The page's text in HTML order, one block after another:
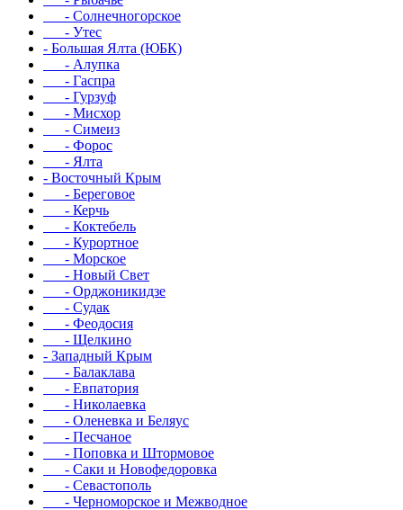
- Солнечногорское
- Утес
- Большая Ялта (ЮБК)
- Алупка
- Гаспра
- Гурзуф
- Мисхор
- Симеиз
- Форос
- Ялта
- Восточный Крым
- Береговое
- Керчь
- Коктебель
- Курортное
- Морское
- Новый Свет
- Орджоникидзе
- Судак
- Феодосия
- Щелкино
- Западный Крым
- Балаклава
- Евпатория
- Николаевка
- Оленевка и Беляус
- Песчаное
- Поповка и Штормовое
- Саки и Новофедоровка
- Севастополь
- Черноморское и Межводное